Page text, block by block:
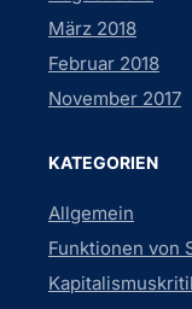
März 2018
Februar 2018
November 2017
KATEGORIEN
Allgemein
Funktionen von